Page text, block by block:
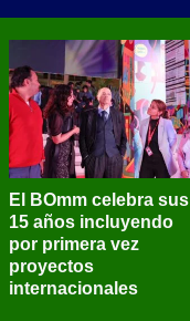
El BOmm celebra sus
15 años incluyendo
por primera vez
proyectos
internacionales